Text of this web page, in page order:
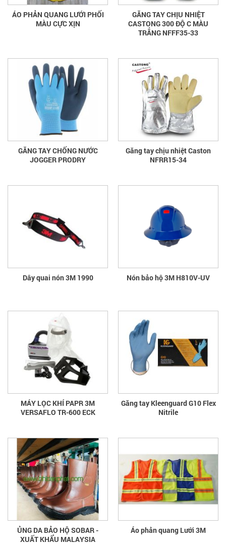
ÁO PHẢN QUANG LƯỚI PHỐI
MÀU CỰC XỊN
GĂNG TAY CHỊU NHIỆT
CASTONG 300 ĐỘ C MÀU
TRẮNG NFFF35-33
GĂNG TAY CHỐNG NƯỚC
JOGGER PRODRY
Găng tay chịu nhiệt Caston
NFRR15-34
Dây quai nón 3M 1990 Nón bảo hộ 3M H810V-UV
MÁY LỌC KHÍ PAPR 3M
VERSAFLO TR-600 ECK
Găng tay Kleenguard G10 Flex
Nitrile
ỦNG DA BẢO HỘ SOBAR -
XUẤT KHẨU MALAYSIA
Áo phản quang Lưới 3M